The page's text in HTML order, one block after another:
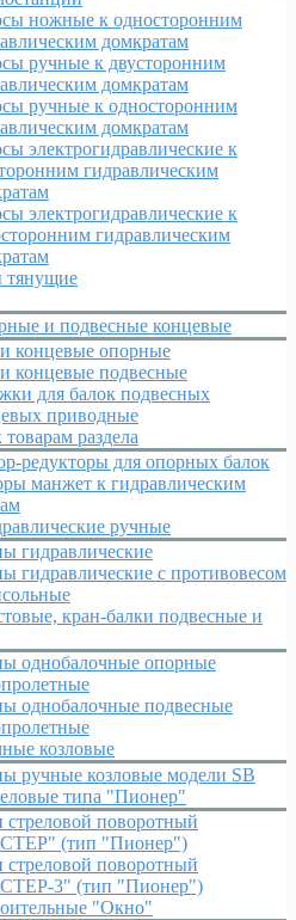
ножные к односторонним
домкратам
ручные к двусторонним
домкратам
ручные к односторонним
домкратам
электрогидравлические к
гидравлическим
электрогидравлические к
гидравлическим
и подвесные концевые
концевые опорные
концевые подвесные
для балок подвесных
приводные
товарам раздела
редукторы для опорных балок
манжет к гидравлическим
ручные
гидравлические
гидравлические с противовесом
кран-балки подвесные и
однобалочные опорные
однобалочные подвесные
козловые
ручные козловые модели SB
типа "Пионер"
стреловой поворотный
(тип "Пионер")
стреловой поворотный
3" (тип "Пионер")
"Окно"